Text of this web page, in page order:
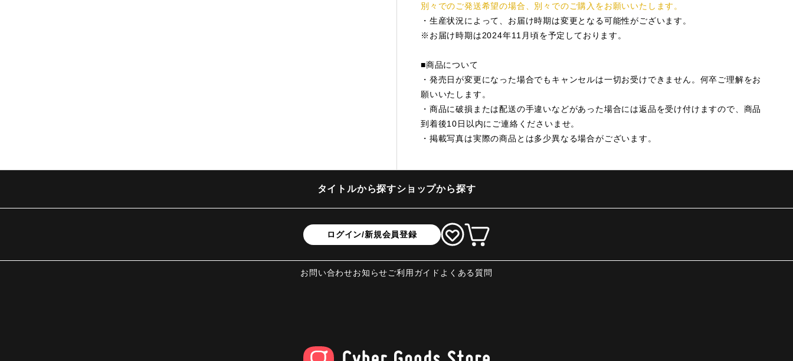
別々でのご発送希望の場合、別々でのご購入をお願いいたします。
・生産状況によって、お届け時期は変更となる可能性がございます。
※お届け時期は2024年11月頃を予定しております。
■商品について
・発売日が変更になった場合でもキャンセルは一切お受けできません。何卒ご理解をお
願いいたします。
・商品に破損または配送の手違いなどがあった場合には返品を受け付けますので、商品
到着後10日以内にご連絡くださいませ。
・掲載写真は実際の商品とは多少異なる場合がございます。
タイトルから探すショップから探す
ログイン/新規会員登録
お問い合わせお知らせご利用ガイド よくある質問